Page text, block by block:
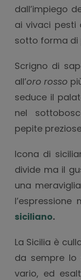
dall’impiego
ai vivaci pesti
sotto forma di
Scrigno di
all’oro rosso
seduce il
nel
pepite
Icona di
divide ma il
una
l’espressione
siciliano.
La Sicilia è
da sempre lo
vario, ed